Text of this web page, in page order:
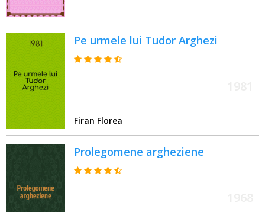
Pe urmele lui Tudor Arghezi
Firan Florea
Prolegomene argheziene